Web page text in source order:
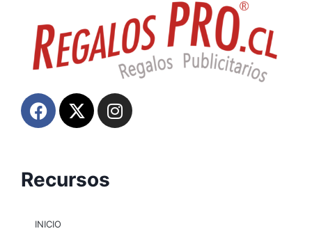
Recursos
INICIO